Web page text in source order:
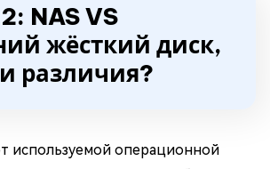
NAS VS
жёсткий диск,
различия?
используемой операционной